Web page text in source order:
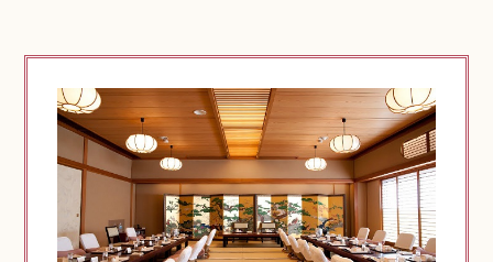
特典
フォトプラン
TOKIWAKEプラン
相談カウンター
神社結婚式のいろいろ